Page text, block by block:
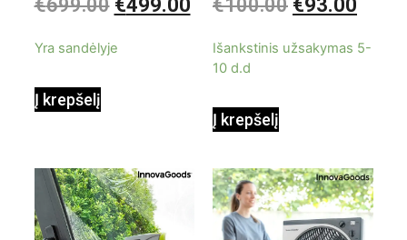
iš
€699.00 €499.00
Yra sandėlyje
Į krepšelį
iš
€100.00 €93.00
Išankstinis užsakymas 5-
10 d.d
Į krepšelį